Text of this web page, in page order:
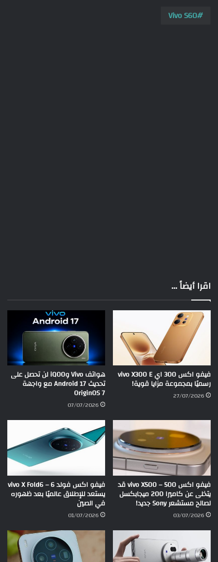
Vivo S60
اقرا أيضاً ...
فيفو اكس 300 اي vivo X300 E
رسميًا بمجموعة مزايا قوية!
27/07/2026
هواتف Vivo وiQOO لن تحصل على
تحديث Android 17 مع واجهة
OriginOS 7
07/07/2026
فيفو اكس 500 – vivo X500 قد
يتخلى عن كاميرا 200 ميجابكسل
لصالح مستشعر Sony جديد!
03/07/2026
فيفو اكس فولد 6 – vivo X Fold6
يستعد للإطلاق عالميًا بعد ظهوره
في الصين
01/07/2026